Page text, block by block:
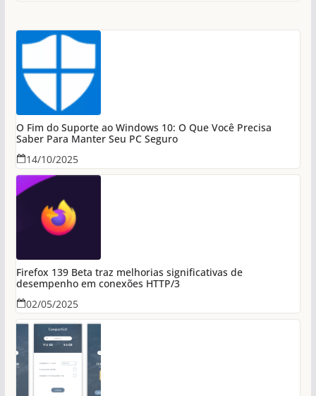
O Fim do Suporte ao Windows 10: O Que Você Precisa
Saber Para Manter Seu PC Seguro
14/10/2025
Firefox 139 Beta traz melhorias significativas de
desempenho em conexões HTTP/3
02/05/2025